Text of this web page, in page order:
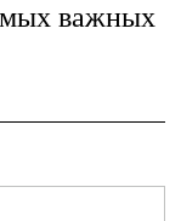
важных